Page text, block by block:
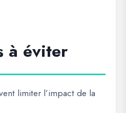
à éviter
limiter l’impact de la